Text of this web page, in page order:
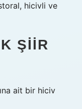
hicivli ve
ŞIIR
ait bir hiciv